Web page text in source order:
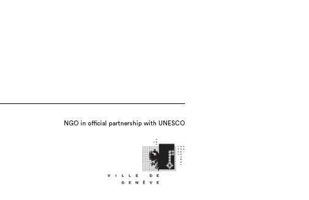
NGO in official partnership with UNESCO